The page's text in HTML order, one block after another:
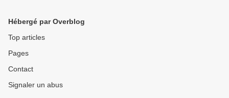
Hébergé par Overblog
Top articles
Pages
Contact
Signaler un abus